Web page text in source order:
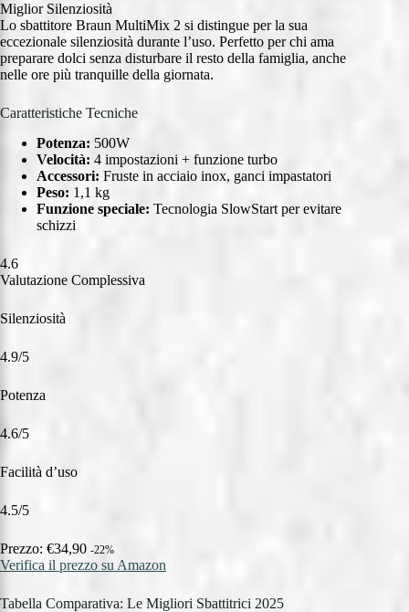
Miglior Silenziosità
Lo sbattitore Braun MultiMix 2 si distingue per la sua
eccezionale silenziosità durante l’uso. Perfetto per chi ama
preparare dolci senza disturbare il resto della famiglia, anche
nelle ore più tranquille della giornata.
Caratteristiche Tecniche
Potenza: 500W
Velocità: 4 impostazioni + funzione turbo
Accessori: Fruste in acciaio inox, ganci impastatori
Peso: 1,1 kg
Funzione speciale: Tecnologia SlowStart per evitare
schizzi
4.6
Valutazione Complessiva
Silenziosità
4.9/5
Potenza
4.6/5
Facilità d’uso
4.5/5
Prezzo: €34,90 -22%
Verifica il prezzo su Amazon
Tabella Comparativa: Le Migliori Sbattitrici 2025